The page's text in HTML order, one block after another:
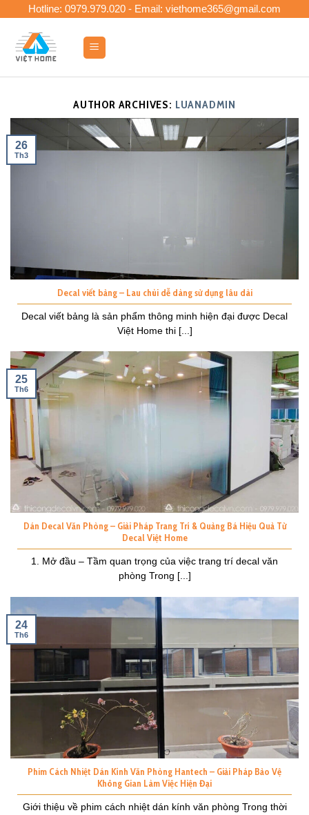
content
Hotline: 0979.979.020 - Email: viethome365@gmail.com
AUTHOR ARCHIVES: LUANADMIN
Decal viết bảng – Lau chùi dễ dàng sử dụng lâu dài
Decal viết bảng là sản phẩm thông minh hiện đại được Decal
Việt Home thi [...]
26
Th3
Dán Decal Văn Phòng – Giải Pháp Trang Trí & Quảng Bá Hiệu Quả Từ
Decal Việt Home
1. Mở đầu – Tầm quan trọng của việc trang trí decal văn
phòng Trong [...]
25
Th6
Phim Cách Nhiệt Dán Kính Văn Phòng Hantech – Giải Pháp Bảo Vệ
Không Gian Làm Việc Hiện Đại
Giới thiệu về phim cách nhiệt dán kính văn phòng Trong thời
24
Th6